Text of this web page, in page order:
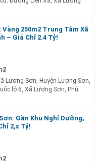
250m2 Trung Tâm Xã
– Giá Chỉ 2.4 Tỷ!
Lương Sơn, Huyện Lương Sơn,
lộ 6, Xã Lương Sơn, Phú
Gần Khu Nghỉ Dưỡng,
2,x Tỷ!